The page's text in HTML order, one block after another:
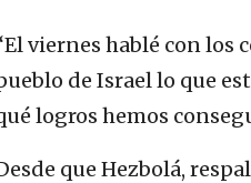
viernes hablé con los
de Israel lo que
logros hemos
que Hezbolá,